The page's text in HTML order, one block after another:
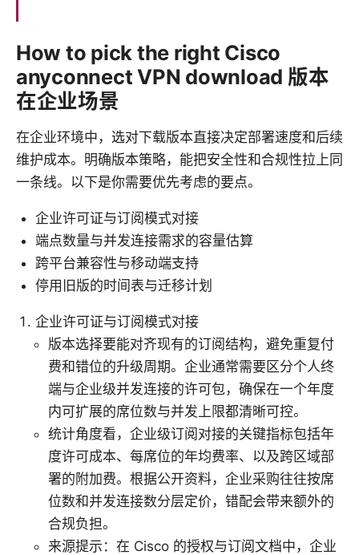
How to pick the right Cisco
anyconnect VPN download 版本
在企业场景
在企业环境中，选对下载版本直接决定部署速度和后续
维护成本。明确版本策略，能把安全性和合规性拉上同
一条线。以下是你需要优先考虑的要点。
企业许可证与订阅模式对接
端点数量与并发连接需求的容量估算
跨平台兼容性与移动端支持
停用旧版的时间表与迁移计划
企业许可证与订阅模式对接
版本选择要能对齐现有的订阅结构，避免重复付
费和错位的升级周期。企业通常需要区分个人终
端与企业级并发连接的许可包，确保在一个年度
内可扩展的席位数与并发上限都清晰可控。
统计角度看，企业级订阅对接的关键指标包括年
度许可成本、每席位的年均费率、以及跨区域部
署的附加费。根据公开资料，企业采购往往按席
位数和并发连接数分层定价，错配会带来额外的
合规负担。
来源提示：在 Cisco 的授权与订阅文档中，企业